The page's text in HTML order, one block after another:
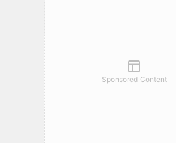
Sponsored Content